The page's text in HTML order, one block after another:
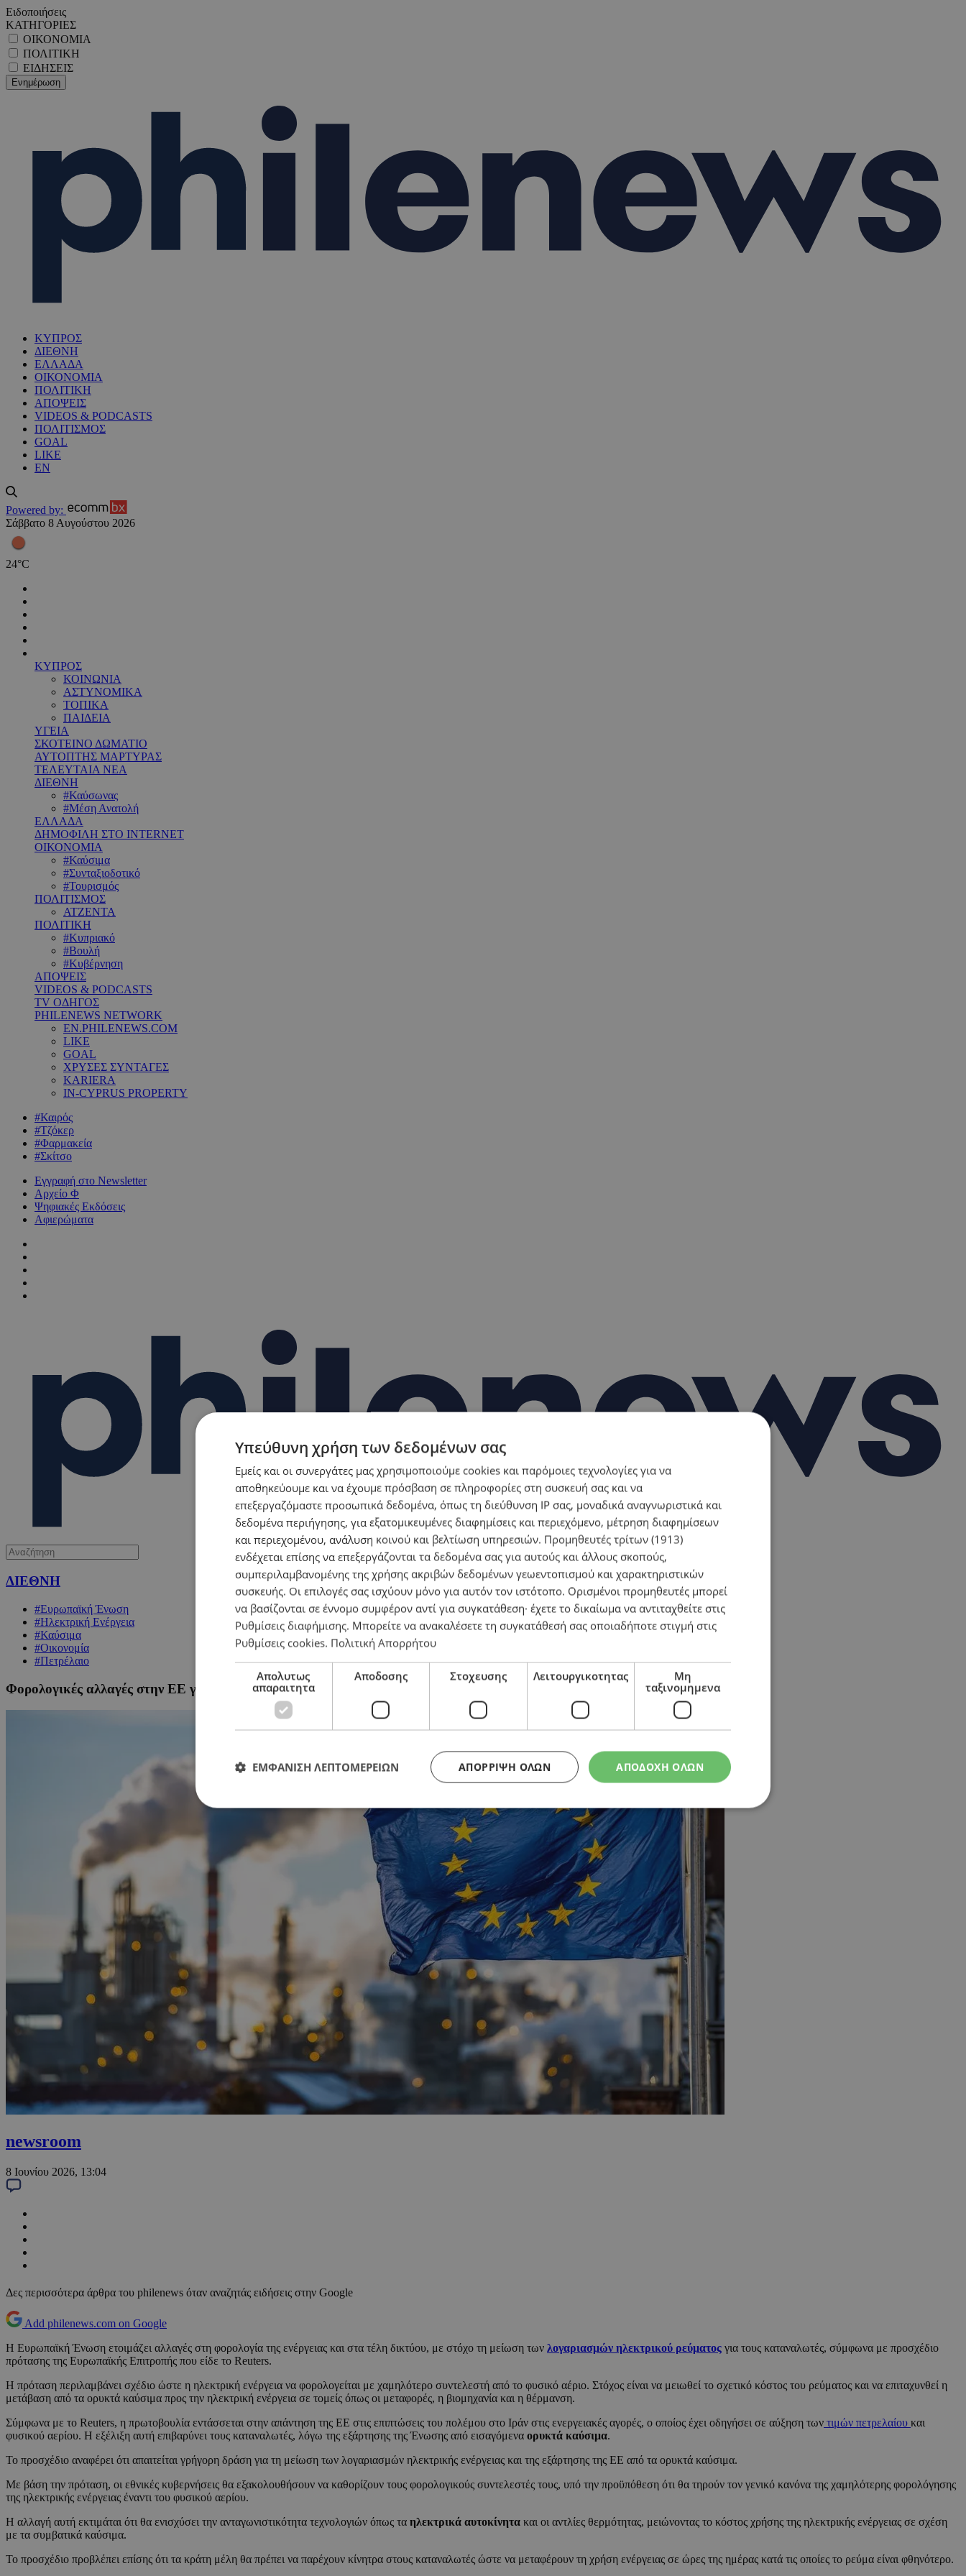
Ειδοποιήσεις
ΚΑΤΗΓΟΡΙΕΣ
ΟΙΚΟΝΟΜΙΑ
ΠΟΛΙΤΙΚΗ
ΕΙΔΗΣΕΙΣ
ΚΥΠΡΟΣ
ΔΙΕΘΝΗ
ΕΛΛΑΔΑ
ΟΙΚΟΝΟΜΙΑ
ΠΟΛΙΤΙΚΗ
ΑΠΟΨΕΙΣ
VIDEOS & PODCASTS
ΠΟΛΙΤΙΣΜΟΣ
GOAL
LIKE
EN
Powered by:
Σάββατο 8 Αυγούστου 2026
24°C
ΚΥΠΡΟΣ
ΚΟΙΝΩΝΙΑ
ΑΣΤΥΝΟΜΙΚΑ
ΤΟΠΙΚΑ
ΠΑΙΔΕΙΑ
ΥΓΕΙΑ
ΣΚΟΤΕΙΝΟ ΔΩΜΑΤΙΟ
ΑΥΤΟΠΤΗΣ ΜΑΡΤΥΡΑΣ
ΤΕΛΕΥΤΑΙΑ ΝΕΑ
ΔΙΕΘΝΗ
#Καύσωνας
#Μέση Ανατολή
ΕΛΛΑΔΑ
ΔΗΜΟΦΙΛΗ ΣΤΟ INTERNET
ΟΙΚΟΝΟΜΙΑ
#Καύσιμα
#Συνταξιοδοτικό
#Τουρισμός
ΠΟΛΙΤΙΣΜΟΣ
ΑΤΖΕΝΤΑ
ΠΟΛΙΤΙΚΗ
#Κυπριακό
#Βουλή
#Κυβέρνηση
ΑΠΟΨΕΙΣ
VIDEOS & PODCASTS
TV ΟΔΗΓΟΣ
PHILENEWS NETWORK
EN.PHILENEWS.COM
LIKE
GOAL
ΧΡΥΣΕΣ ΣΥΝΤΑΓΕΣ
KARIERA
IN-CYPRUS PROPERTY
#Καιρός
#Τζόκερ
#Φαρμακεία
#Σκίτσο
Εγγραφή στο Newsletter
Αρχείο Φ
Ψηφιακές Εκδόσεις
Αφιερώματα
ΔΙΕΘΝΗ
#Ευρωπαϊκή Ένωση
#Ηλεκτρική Ενέργεια
#Καύσιμα
#Οικονομία
#Πετρέλαιο
Φορολογικές αλλαγές στην ΕΕ για χαμηλότερους λογαριασμούς ρεύματος
newsroom
8 Ιουνίου 2026, 13:04
Δες περισσότερα άρθρα του philenews όταν αναζητάς ειδήσεις στην Google
Add philenews.com on Google
Η Ευρωπαϊκή Ένωση ετοιμάζει αλλαγές στη φορολογία της ενέργειας και στα τέλη δικτύου, με στόχο τη μείωση των λογαριασμών ηλεκτρικού ρεύματος για τους καταναλωτές, σύμφωνα με προσχέδιο
πρότασης της Ευρωπαϊκής Επιτροπής που είδε το Reuters.
Η πρόταση περιλαμβάνει σχέδιο ώστε η ηλεκτρική ενέργεια να φορολογείται με χαμηλότερο συντελεστή από το φυσικό αέριο. Στόχος είναι να μειωθεί το σχετικό κόστος του ρεύματος και να επιταχυνθεί η
μετάβαση από τα ορυκτά καύσιμα προς την ηλεκτρική ενέργεια σε τομείς όπως οι μεταφορές, η βιομηχανία και η θέρμανση.
Σύμφωνα με το Reuters, η πρωτοβουλία εντάσσεται στην απάντηση της ΕΕ στις επιπτώσεις του πολέμου στο Ιράν στις ενεργειακές αγορές, ο οποίος έχει οδηγήσει σε αύξηση των τιμών πετρελαίου και
φυσικού αερίου. Η εξέλιξη αυτή επιβαρύνει τους καταναλωτές, λόγω της εξάρτησης της Ένωσης από εισαγόμενα ορυκτά καύσιμα.
Το προσχέδιο αναφέρει ότι απαιτείται γρήγορη δράση για τη μείωση των λογαριασμών ηλεκτρικής ενέργειας και της εξάρτησης της ΕΕ από τα ορυκτά καύσιμα.
Με βάση την πρόταση, οι εθνικές κυβερνήσεις θα εξακολουθήσουν να καθορίζουν τους φορολογικούς συντελεστές τους, υπό την προϋπόθεση ότι θα τηρούν τον γενικό κανόνα της χαμηλότερης φορολόγησης
της ηλεκτρικής ενέργειας έναντι του φυσικού αερίου.
Η αλλαγή αυτή εκτιμάται ότι θα ενισχύσει την ανταγωνιστικότητα τεχνολογιών όπως τα ηλεκτρικά αυτοκίνητα και οι αντλίες θερμότητας, μειώνοντας το κόστος χρήσης της ηλεκτρικής ενέργειας σε σχέση
με τα συμβατικά καύσιμα.
Το προσχέδιο προβλέπει επίσης ότι τα κράτη μέλη θα πρέπει να παρέχουν κίνητρα στους καταναλωτές ώστε να μεταφέρουν τη χρήση ενέργειας σε ώρες της ημέρας κατά τις οποίες το ρεύμα είναι φθηνότερο.
Υπεύθυνη χρήση των δεδομένων σας
Εμείς και οι συνεργάτες μας χρησιμοποιούμε cookies και παρόμοιες τεχνολογίες για να
αποθηκεύουμε και να έχουμε πρόσβαση σε πληροφορίες στη συσκευή σας και να
επεξεργαζόμαστε προσωπικά δεδομένα, όπως τη διεύθυνση IP σας, μοναδικά αναγνωριστικά και
δεδομένα περιήγησης, για εξατομικευμένες διαφημίσεις και περιεχόμενο, μέτρηση διαφημίσεων
και περιεχομένου, ανάλυση κοινού και βελτίωση υπηρεσιών. Προμηθευτές τρίτων (1913)
ενδέχεται επίσης να επεξεργάζονται τα δεδομένα σας για αυτούς και άλλους σκοπούς,
συμπεριλαμβανομένης της χρήσης ακριβών δεδομένων γεωεντοπισμού και χαρακτηριστικών
συσκευής. Οι επιλογές σας ισχύουν μόνο για αυτόν τον ιστότοπο. Ορισμένοι προμηθευτές μπορεί
να βασίζονται σε έννομο συμφέρον αντί για συγκατάθεση· έχετε το δικαίωμα να αντιταχθείτε στις
Ρυθμίσεις διαφήμισης. Μπορείτε να ανακαλέσετε τη συγκατάθεσή σας οποιαδήποτε στιγμή στις
Ρυθμίσεις cookies. Πολιτική Απορρήτου
Απολυτως
απαραιτητα
Αποδοσης Στοχευσης Λειτουργικοτητας
Μη
ταξινομημενα
ΑΠΟΔΟΧΗ ΟΛΩΝ
ΑΠΌΡΡΙΨΗ ΌΛΩΝ
ΕΜΦΑΝΙΣΗ ΛΕΠΤΟΜΕΡΕΙΩΝ